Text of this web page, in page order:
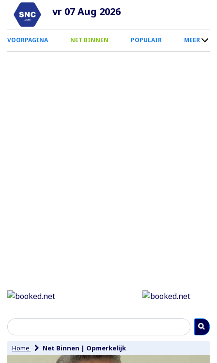
Overslaan
naar
inhoud
vr 07 Aug 2026
0
Smartphone
VOORPAGINA NET BINNEN POPULAIR MEER
Home Net Binnen | Opmerkelijk